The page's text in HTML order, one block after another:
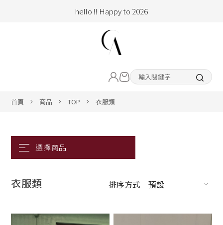
hello !! Happy to 2026
加入會員即享100元購物金
hello !! Happy to 2026
加入會員即享100元購物金
CLOTHING
BOTTOM
ACC&SHOE
首頁 商品 TOP 衣服類
衣服類 排序方式 預設